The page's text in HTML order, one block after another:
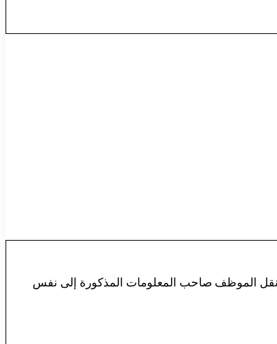
نقل الموظف صاحب المعلومات المذكورة إلى نفس